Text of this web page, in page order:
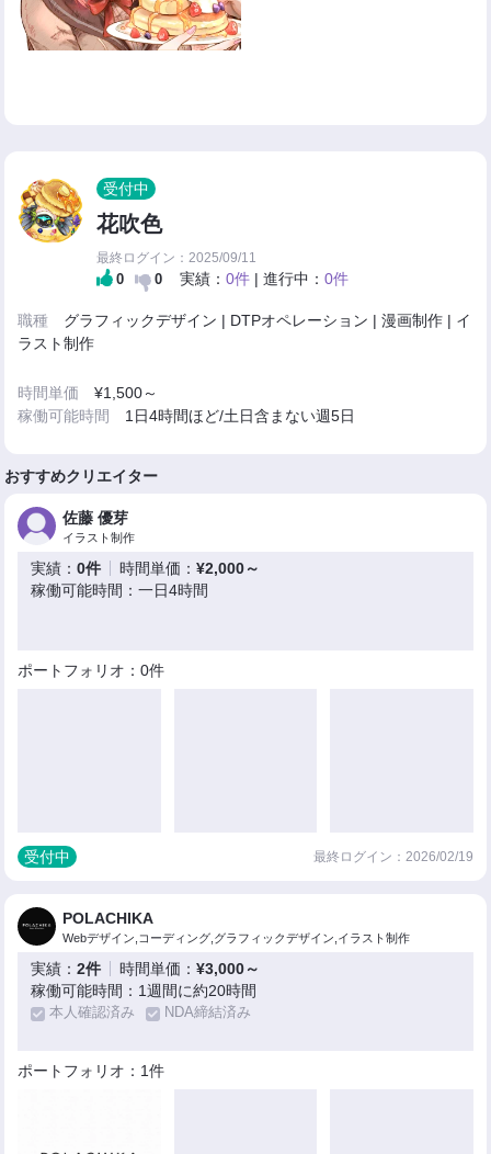
受付中
花吹色
最終ログイン：2025/09/11
0 0 実績：0件 | 進行中：0件
職種 グラフィックデザイン | DTPオペレーション | 漫画制作 | イ
ラスト制作
時間単価¥1,500～
稼働可能時間 1日4時間ほど/土日含まない週5日
おすすめクリエイター
佐藤 優芽
イラスト制作
実績：0件 時間単価：¥2,000～
稼働可能時間：一日4時間
ポートフォリオ：0件
受付中 最終ログイン：2026/02/19
POLACHIKA
Webデザイン,コーディング,グラフィックデザイン,イラスト制作
実績：2件 時間単価：¥3,000～
稼働可能時間：1週間に約20時間
本人確認済み NDA締結済み
ポートフォリオ：1件